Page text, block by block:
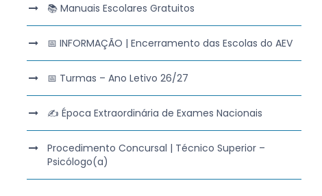
📚 Manuais Escolares Gratuitos
📅 INFORMAÇÃO | Encerramento das Escolas do AEV
📅 Turmas – Ano Letivo 26/27
✍️ Época Extraordinária de Exames Nacionais
Procedimento Concursal | Técnico Superior –
Psicólogo(a)